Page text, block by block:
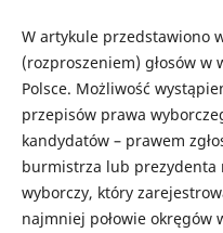
W artykule przedstawiono
(rozproszeniem) głosów w
Polsce. Możliwość
przepisów prawa
kandydatów – prawem
burmistrza lub prezydenta
wyborczy, który
najmniej połowie okręgów